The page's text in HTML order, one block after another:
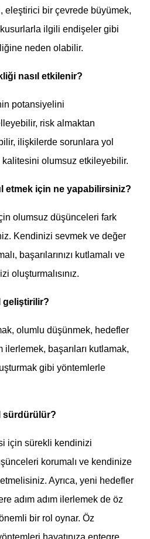
eleştirici bir çevrede büyümek,
ilgili endişeler gibi
neden olabilir.
nasıl etkilenir?
potansiyelini
risk almaktan
ilişkilerde sorunlara yol
olumsuz etkileyebilir.
etmek için ne yapabilirsiniz?
olumsuz düşünceleri fark
Kendinizi sevmek ve değer
başarılarınızı kutlamalı ve
oluşturmalısınız.
geliştirilir?
olumlu düşünmek, hedefler
ilerlemek, başarıları kutlamak,
gibi yöntemlerle
sürdürülür?
için sürekli kendinizi
korumalı ve kendinize
Ayrıca, yeni hedefler
adım adım ilerlemek de öz
bir rol oynar. Öz
hayatınıza entegre